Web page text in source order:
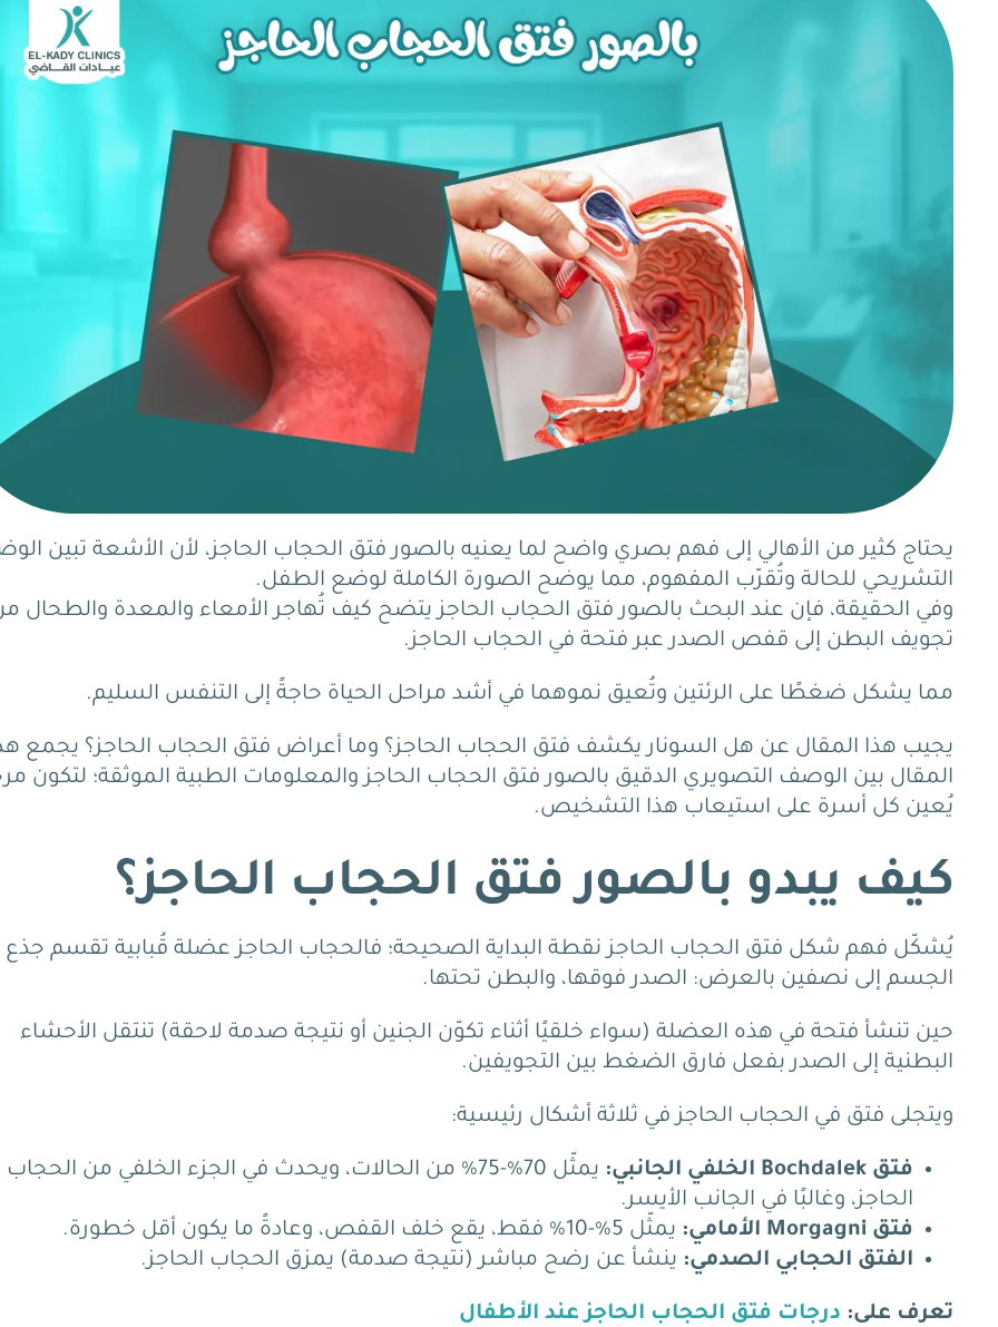
يحتاج كثير من الأهالي إلى فهم بصري واضح لما يعنيه بالصور فتق الحجاب الحاجز، لأن الأشعة تبين
التشريحي للحالة وتُقرّب المفهوم، مما يوضح الصورة الكاملة لوضع الطفل.
وفي الحقيقة، فإن عند البحث بالصور فتق الحجاب الحاجز يتضح كيف تُهاجر الأمعاء والمعدة والطحال
تجويف البطن إلى قفص الصدر عبر فتحة في الحجاب الحاجز.
مما يشكل ضغطًا على الرئتين وتُعيق نموهما في أشد مراحل الحياة حاجةً إلى التنفس السليم.
يجيب هذا المقال عن هل السونار يكشف فتق الحجاب الحاجز؟ وما أعراض فتق الحجاب الحاجز؟ يجمع
المقال بين الوصف التصويري الدقيق بالصور فتق الحجاب الحاجز والمعلومات الطبية الموثقة؛ لتكون
يُعين كل أسرة على استيعاب هذا التشخيص.
كيف يبدو بالصور فتق الحجاب الحاجز؟
يُشكّل فهم شكل فتق الحجاب الحاجز نقطة البداية الصحيحة؛ فالحجاب الحاجز عضلة قُبابية تقسم جذع
الجسم إلى نصفين بالعرض: الصدر فوقها، والبطن تحتها.
حين تنشأ فتحة في هذه العضلة (سواء خلقيًا أثناء تكوّن الجنين أو نتيجة صدمة لاحقة) تنتقل الأحشاء
البطنية إلى الصدر بفعل فارق الضغط بين التجويفين.
ويتجلى فتق في الحجاب الحاجز في ثلاثة أشكال رئيسية:
فتق Bochdalek الخلفي الجانبي:
يمثّل 70%-75% من الحالات، ويحدث في الجزء الخلفي من الحجاب
الحاجز، وغالبًا في الجانب الأيسر.
فتق Morgagni الأمامي:
يمثّل 5%-10% فقط، يقع خلف القفص، وعادةً ما يكون أقل خطورة.
الفتق الحجابي الصدمي: ينشأ عن رضح مباشر (نتيجة صدمة) يمزق الحجاب الحاجز.
تعرف على: درجات فتق الحجاب الحاجز عند الأطفال